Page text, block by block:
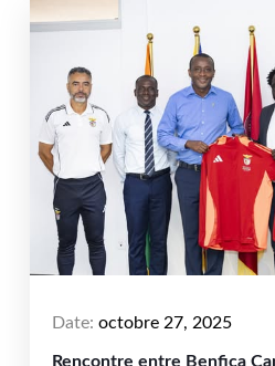
Date: octobre 27, 2025
Rencontre entre Benfica